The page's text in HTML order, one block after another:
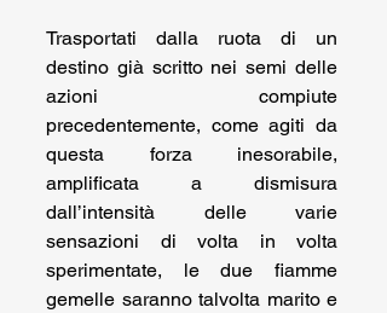
Trasportati dalla ruota di un
destino già scritto nei semi delle
azioni compiute
precedentemente, come agiti da
questa forza inesorabile,
amplificata a dismisura
dall’intensità delle varie
sensazioni di volta in volta
sperimentate, le due fiamme
gemelle saranno talvolta marito e